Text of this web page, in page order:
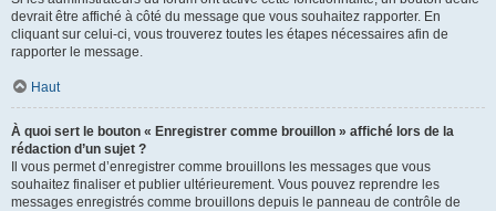
devrait être affiché à côté du message que vous souhaitez rapporter. En
cliquant sur celui-ci, vous trouverez toutes les étapes nécessaires afin de
rapporter le message.
Haut
À quoi sert le bouton « Enregistrer comme brouillon » affiché lors de la
rédaction d’un sujet ?
Il vous permet d’enregistrer comme brouillons les messages que vous
souhaitez finaliser et publier ultérieurement. Vous pouvez reprendre les
messages enregistrés comme brouillons depuis le panneau de contrôle de